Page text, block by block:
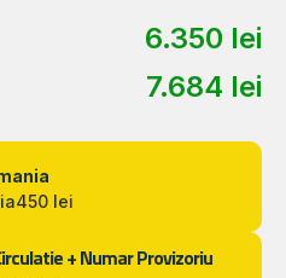
6.350 lei
7.684 lei
450 lei
+ Numar Provizoriu